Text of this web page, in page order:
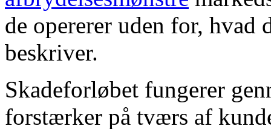
de opererer uden for, hvad
beskriver.
Skadeforløbet fungerer
forstærker på tværs af